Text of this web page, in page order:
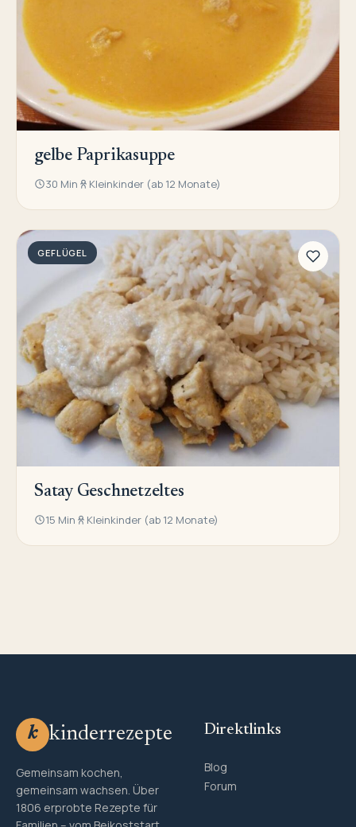
gelbe Paprikasuppe
30 Min Kleinkinder (ab 12 Monate)
GEFLÜGEL
Satay Geschnetzeltes
15 Min Kleinkinder (ab 12 Monate)
k kinderrezepte
Gemeinsam kochen,
gemeinsam wachsen. Über
1806 erprobte Rezepte für
Direktlinks
Blog
Forum